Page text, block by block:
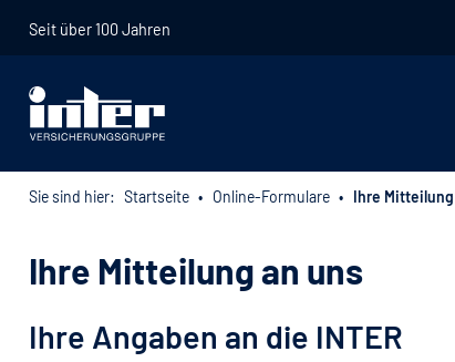
Seit über 100 Jahren
Sie sind hier: Startseite Online-Formulare Ihre
Ihre Mitteilung an uns
Ihre Angaben an die INTER